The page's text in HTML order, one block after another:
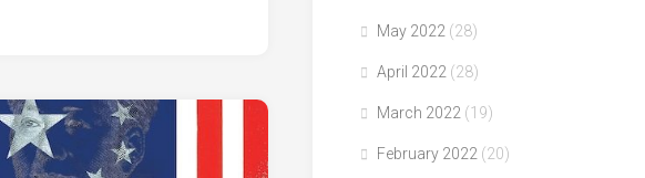
May 2022 (28)
April 2022 (28)
March 2022 (19)
February 2022 (20)